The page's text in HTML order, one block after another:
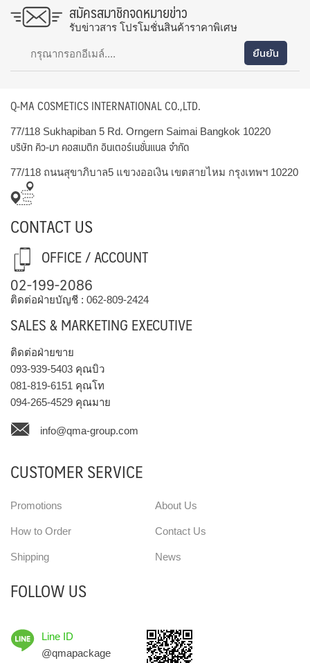
สมัครสมาชิกจดหมายข่าว
รับข่าวสาร โปรโมชั่นสินค้าราคาพิเศษ
Q-MA COSMETICS INTERNATIONAL CO.,LTD.
77/118 Sukhapiban 5 Rd. Orngern Saimai Bangkok 10220
บริษัท คิว-มา คอสเมติก อินเตอร์เนชั่นแนล จำกัด
77/118 ถนนสุขาภิบาล5 แขวงออเงิน เขตสายไหม กรุงเทพฯ 10220
CONTACT US
OFFICE / ACCOUNT
02-199-2086
ติดต่อฝ่ายบัญชี : 062-809-2424
SALES & MARKETING EXECUTIVE
ติดต่อฝ่ายขาย
093-939-5403 คุณบิว
081-819-6151 คุณโท
094-265-4529 คุณมาย
info@qma-group.com
CUSTOMER SERVICE
Promotions
How to Order
Shipping
About Us
Contact Us
News
FOLLOW US
Line ID
@qmapackage